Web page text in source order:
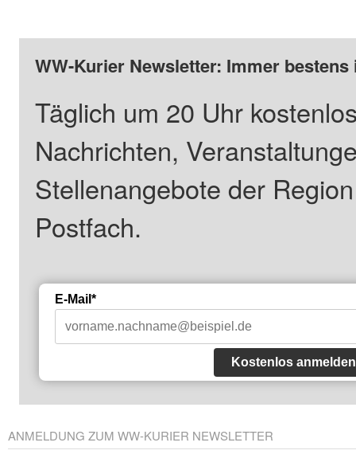
WW-Kurier Newsletter: Immer
Täglich um 20 Uhr
Nachrichten,
Stellenangebote der
Postfach.
E-Mail*
Kostenlos anmelden
ANMELDUNG ZUM WW-KURIER NEWSLETTER